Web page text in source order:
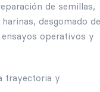
de semillas,
desgomado de
operativos y
trayectoria y